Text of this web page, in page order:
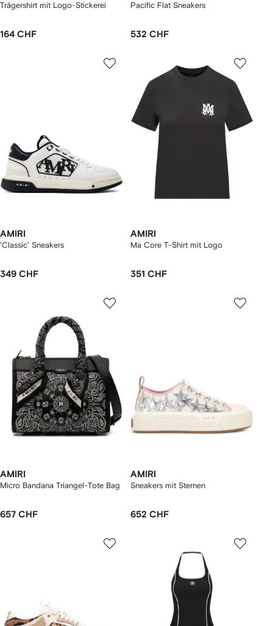
Trägershirt mit Logo-Stickerei
164 CHF
Pacific Flat Sneakers
532 CHF
AMIRI
'Classic' Sneakers
349 CHF
AMIRI
Ma Core T-Shirt mit Logo
351 CHF
AMIRI
Micro Bandana Triangel-Tote Bag
657 CHF
AMIRI
Sneakers mit Sternen
652 CHF